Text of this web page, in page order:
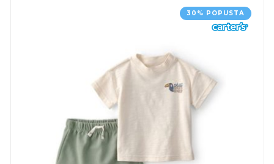
30% POPUSTA